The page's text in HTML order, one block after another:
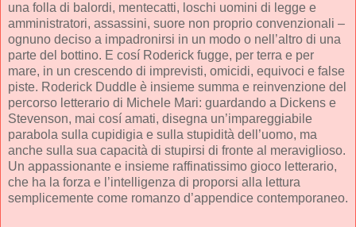
una folla di balordi, mentecatti, loschi uomini di legge e
amministratori, assassini, suore non proprio convenzionali –
ognuno deciso a impadronirsi in un modo o nell’altro di una
parte del bottino. E cosí Roderick fugge, per terra e per
mare, in un crescendo di imprevisti, omicidi, equivoci e false
piste. Roderick Duddle è insieme summa e reinvenzione del
percorso letterario di Michele Mari: guardando a Dickens e
Stevenson, mai cosí amati, disegna un’impareggiabile
parabola sulla cupidigia e sulla stupidità dell’uomo, ma
anche sulla sua capacità di stupirsi di fronte al meraviglioso.
Un appassionante e insieme raffinatissimo gioco letterario,
che ha la forza e l’intelligenza di proporsi alla lettura
semplicemente come romanzo d’appendice contemporaneo.